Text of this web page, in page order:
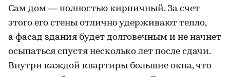
Сам дом — полностью кирпичный. За счет
этого его стены отлично удерживают тепло,
а фасад здания будет долговечным и не начнет
осыпаться спустя несколько лет после сдачи.
Внутри каждой квартиры большие окна, что